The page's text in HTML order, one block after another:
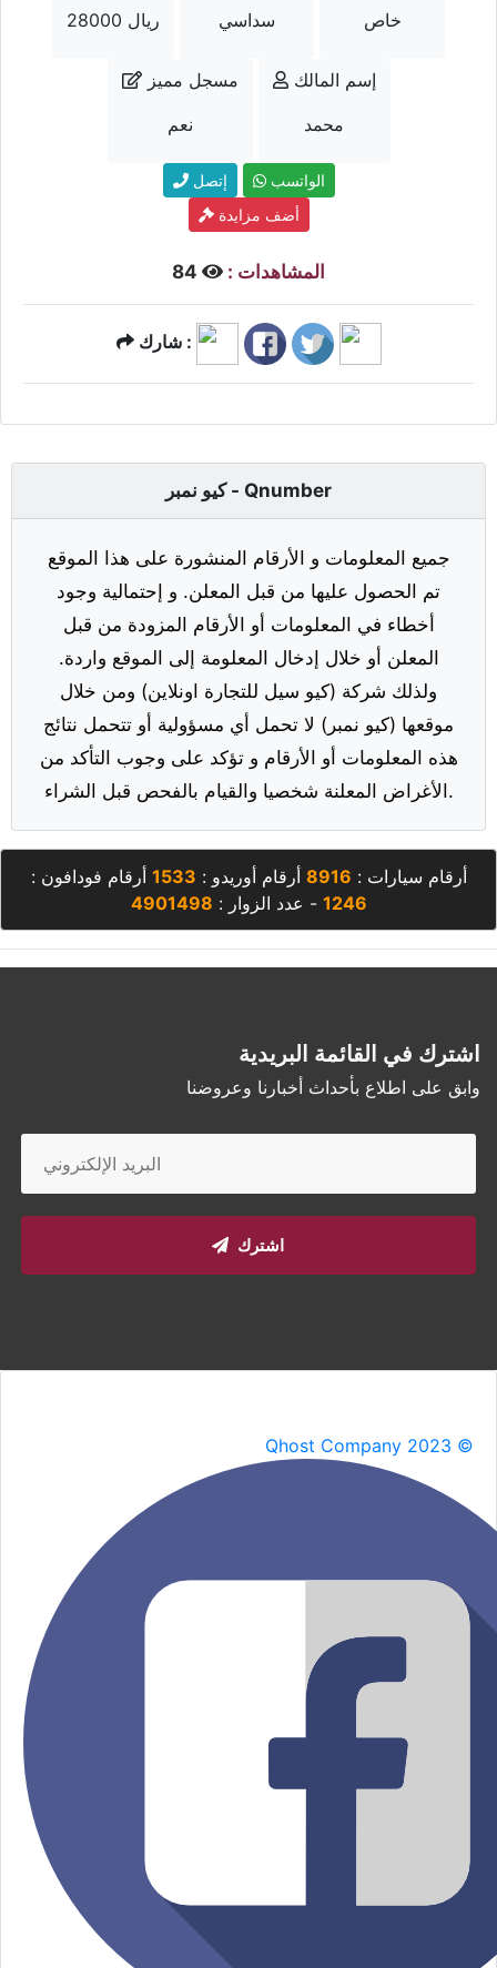
28000 ريال
سداسي
خاص
مسجل مميز
نعم
إسم المالك
محمد
إتصل
الواتسب
أضف مزايدة
المشاهدات :
شارك :
كيو نمبر - Qnumber
جميع المعلومات و الأرقام المنشورة على هذا الموقع
تم الحصول عليها من قبل المعلن. و إحتمالية وجود
أخطاء في المعلومات أو الأرقام المزودة من قبل
المعلن أو خلال إدخال المعلومة إلى الموقع واردة.
ولذلك شركة (كيو سيل للتجارة اونلاين) ومن خلال
موقعها (كيو نمبر) لا تحمل أي مسؤولية أو تتحمل نتائج
هذه المعلومات أو الأرقام و تؤكد على وجوب التأكد من
الأغراض المعلنة شخصيا والقيام بالفحص قبل الشراء.
أرقام سيارات : 8916 أرقام أوريدو : 1533 أرقام فودافون :
1246 - عدد الزوار : 4901498
اشترك في القائمة البريدية
وابق على اطلاع بأحداث أخبارنا وعروضنا
اشترك
Qhost Company 2023 ©